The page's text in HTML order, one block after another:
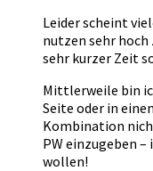
Leider scheint
nutzen sehr hoch
sehr kurzer Zeit
Mittlerweile bin
Seite oder in
Kombination
PW einzugeben
wollen!